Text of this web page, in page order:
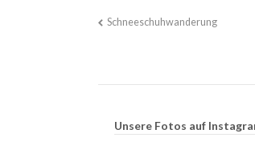
Schneeschuhwanderung
Unsere Fotos auf